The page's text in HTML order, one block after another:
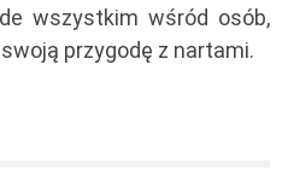
wszystkim wśród osób,
przygodę z nartami.